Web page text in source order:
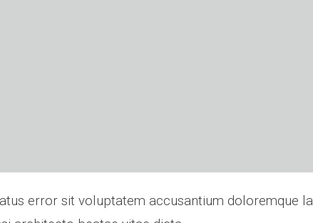
error sit voluptatem accusantium doloremque